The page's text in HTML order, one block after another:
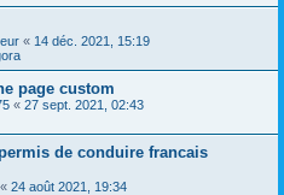
« 14 déc. 2021, 15:19
page custom
« 27 sept. 2021, 02:43
de conduire francais
« 24 août 2021, 19:34